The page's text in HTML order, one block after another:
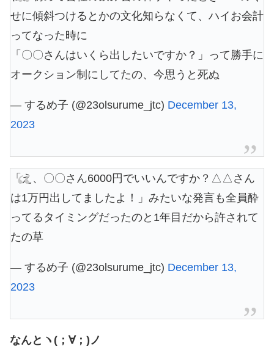
せに傾斜つけるとかの文化知らなくて、ハイお会計
ってなった時に
「〇〇さんはいくら出したいですか？」って勝手に
オークション制にしてたの、今思うと死ぬ
— するめ子 (@23olsurume_jtc) December 13,
2023
「え、〇〇さん6000円でいいんですか？△△さん
は1万円出してましたよ！」みたいな発言も全員酔
ってるタイミングだったのと1年目だから許されて
たの草
— するめ子 (@23olsurume_jtc) December 13,
2023
なんとヽ(；∀；)ノ